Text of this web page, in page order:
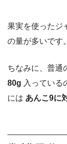
果実を使ったジ
の量が多いです。
ちなみに、普通
80g 入っている
には あんこ9に